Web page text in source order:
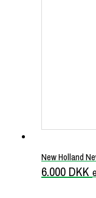
New Holland
6.000 DKK